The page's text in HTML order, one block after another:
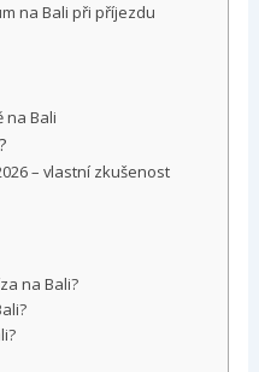
na Bali při příjezdu
na Bali
– vlastní zkušenost
na Bali?